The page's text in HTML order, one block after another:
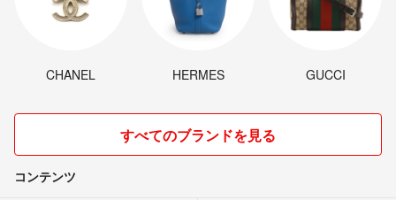
CHANEL HERMES GUCCI
すべてのブランドを見る
コンテンツ